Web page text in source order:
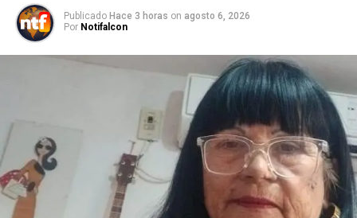
Publicado Hace 3 horas on agosto 6, 2026
Por Notifalcon